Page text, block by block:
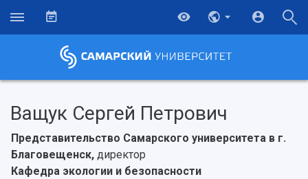
Ващук Сергей Петрович
Представительство Самарского университета в г.
Благовещенск, директор
Кафедра экологии и безопасности